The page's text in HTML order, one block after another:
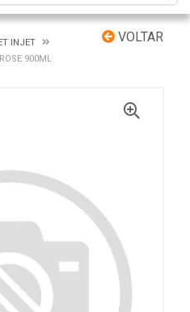
VOLTAR
INJET
900ML